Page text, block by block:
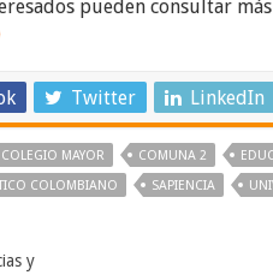
pueden consultar
Twitter LinkedIn
COLEGIO MAYOR COMUNA 2
COLOMBIANO SAPIENCIA
y